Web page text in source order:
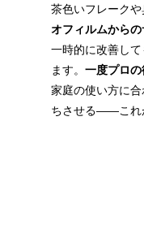
茶色いフレークや
オフィルムから
一時的に改善し
ます。 一度プロ
家庭の使い方に合
ちさせる——これ